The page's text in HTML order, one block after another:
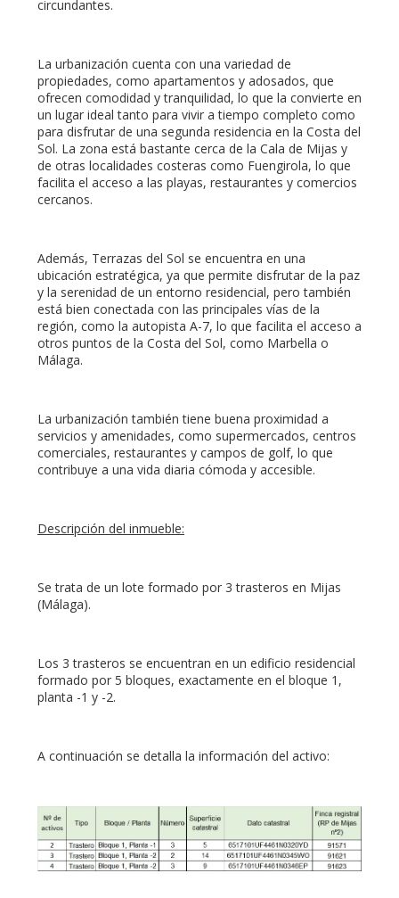
circundantes.
La urbanización cuenta con una variedad de
propiedades, como apartamentos y adosados, que
ofrecen comodidad y tranquilidad, lo que la convierte en
un lugar ideal tanto para vivir a tiempo completo como
para disfrutar de una segunda residencia en la Costa del
Sol. La zona está bastante cerca de la Cala de Mijas y
de otras localidades costeras como Fuengirola, lo que
facilita el acceso a las playas, restaurantes y comercios
cercanos.
Además, Terrazas del Sol se encuentra en una
ubicación estratégica, ya que permite disfrutar de la paz
y la serenidad de un entorno residencial, pero también
está bien conectada con las principales vías de la
región, como la autopista A-7, lo que facilita el acceso a
otros puntos de la Costa del Sol, como Marbella o
Málaga.
La urbanización también tiene buena proximidad a
servicios y amenidades, como supermercados, centros
comerciales, restaurantes y campos de golf, lo que
contribuye a una vida diaria cómoda y accesible.
Descripción del inmueble:
Se trata de un lote formado por 3 trasteros en Mijas
(Málaga).
Los 3 trasteros se encuentran en un edificio residencial
formado por 5 bloques, exactamente en el bloque 1,
planta -1 y -2.
A continuación se detalla la información del activo: